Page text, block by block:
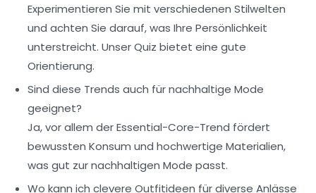
Experimentieren Sie mit verschiedenen Stilwelten
und achten Sie darauf, was Ihre Persönlichkeit
unterstreicht. Unser Quiz bietet eine gute
Orientierung.
Sind diese Trends auch für nachhaltige Mode
geeignet?
Ja, vor allem der Essential-Core-Trend fördert
bewussten Konsum und hochwertige Materialien,
was gut zur nachhaltigen Mode passt.
Wo kann ich clevere Outfitideen für diverse Anlässe